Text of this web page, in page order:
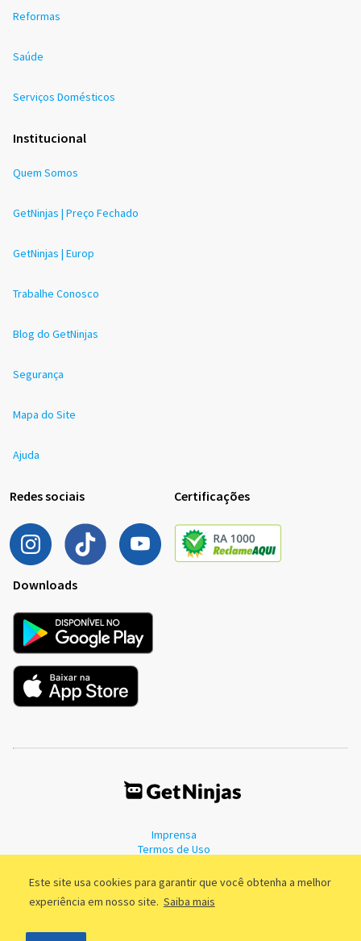
Este site usa cookies para garantir que você obtenha a melhor
experiência em nosso site. Saiba mais
Reformas
Saúde
Serviços Domésticos
Institucional
Quem Somos
GetNinjas | Preço Fechado
GetNinjas | Europ
Trabalhe Conosco
Blog do GetNinjas
Segurança
Mapa do Site
Ajuda
Redes sociais Certificações
Downloads
Imprensa
Termos de Uso
©2011 - 2026, GetNinjas LTDA. CNPJ 55.744.877/0001-89 - Rua Dr.